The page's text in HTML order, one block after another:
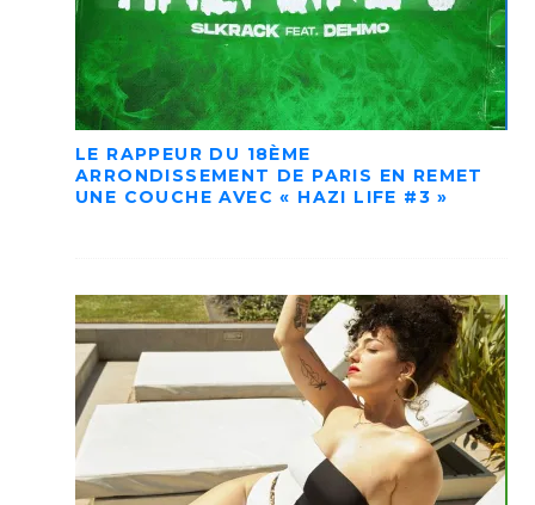
LE RAPPEUR DU 18ÈME
ARRONDISSEMENT DE PARIS EN REMET
UNE COUCHE AVEC « HAZI LIFE #3 »